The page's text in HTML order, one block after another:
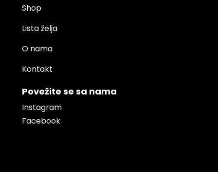
Shop
Lista želja
O nama
Kontakt
Povežite se sa nama
Instagram
Facebook